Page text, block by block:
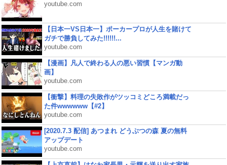
youtube.com
【日本一VS日本一】ポーカープロが人生を賭けて
ガチで勝負してみた!!!!!!...
youtube.com
【漫画】凡人で終わる人の悪い習慣【マンガ動
画】
youtube.com
【衝撃】料理の失敗作がツッコミどころ満載だっ
た件wwwwww【#2】
youtube.com
[2020.7.3 配信] あつまれ どうぶつの森 夏の無料
アップデート
youtube.com